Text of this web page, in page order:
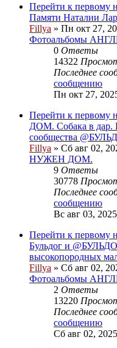
Перейти к первому
Памяти Наталии
Fillya » Пн окт 27,
Фотоальбомы
0 Ответы
14322
Последнее
сообщению
Пн окт 27,
Перейти к первому
ДОМ. Собака в дар.
сообщества
Fillya » Сб авг 02,
НУЖЕН ДОМ.
9 Ответы
30778
Последнее
сообщению
Вс авг 03,
Перейти к первому
Бульдог и
высокопородных
Fillya » Сб авг 02,
Фотоальбомы
2 Ответы
13220
Последнее
сообщению
Сб авг 02,